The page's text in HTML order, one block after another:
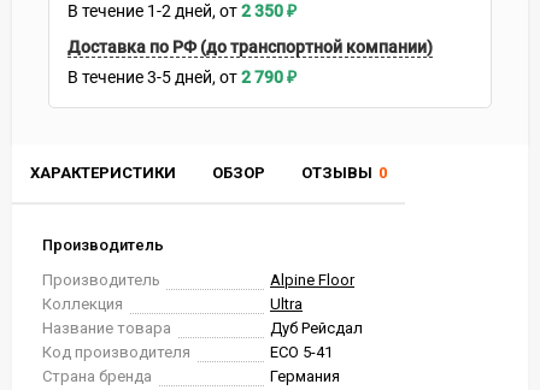
ХАРАКТЕРИСТИКИ ОБЗОР ОТЗЫВЫ 0
Производитель
Производитель
Alpine Floor
Коллекция
Ultra
Название товара
Дуб Рейсдал
Код производителя
ЕСО 5-41
Страна бренда
Германия
В течение 1-2 дней 2 350₽
Доставка по РФ (до транспортной компании)
В течение3-5 дней 2 790₽